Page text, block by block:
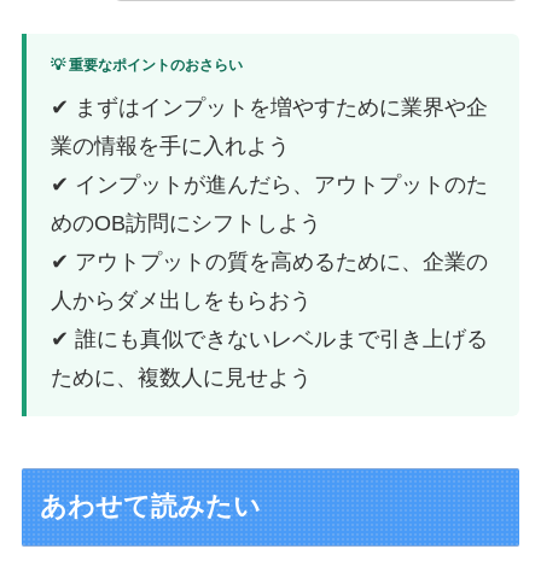
💡 重要なポイントのおさらい
✔ まずはインプットを増やすために業界や企
業の情報を手に入れよう
✔ インプットが進んだら、アウトプットのた
めのOB訪問にシフトしよう
✔ アウトプットの質を高めるために、企業の
人からダメ出しをもらおう
✔ 誰にも真似できないレベルまで引き上げる
ために、複数人に見せよう
あわせて読みたい